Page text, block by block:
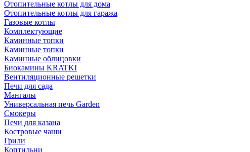
Отопительные котлы для дома
Отопительные котлы для гаража
Газовые котлы
Комплектующие
Каминные топки
Каминные топки
Каминные облицовки
Биокамины KRATKI
Вентиляционные решетки
Печи для сада
Мангалы
Универсальная печь Garden
Смокеры
Печи для казана
Костровые чаши
Грили
Коптильни